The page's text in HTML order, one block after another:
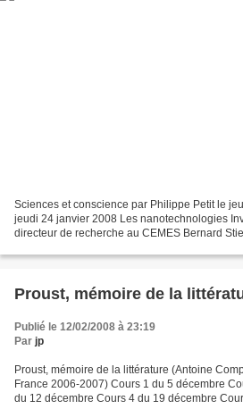
Sciences et conscience par Philippe Petit le
jeudi 24 janvier 2008 Les nanotechnologies
directeur de recherche au CEMES Bernard
Proust, mémoire de la
Publié le 12/02/2008 à 23:19
Par jp
Proust, mémoire de la littérature (Antoine
France 2006-2007) Cours 1 du 5 décembre
du 12 décembre Cours 4 du 19 décembre